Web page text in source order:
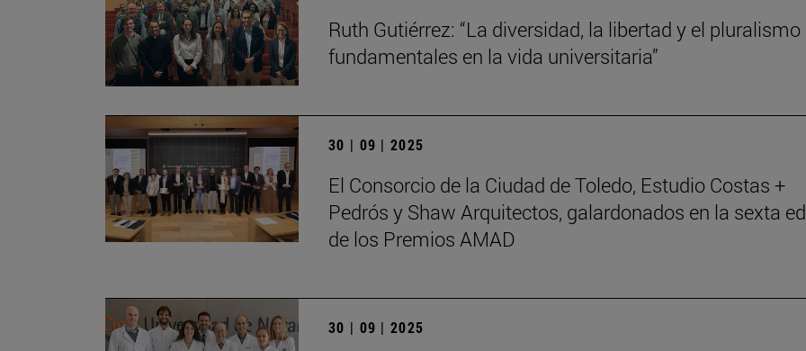
Ruth Gutiérrez: “La diversidad, la libertad y el
fundamentales en la vida universitaria”
30 | 09 | 2025
El Consorcio de la Ciudad de Toledo, Estudio Costas +
Pedrós y Shaw Arquitectos, galardonados en la sexta
de los Premios AMAD
30 | 09 | 2025